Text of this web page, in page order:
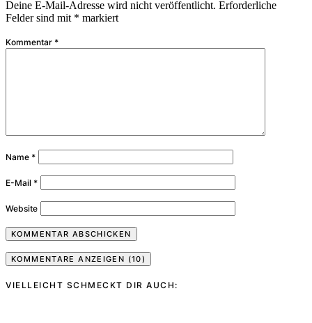
Deine E-Mail-Adresse wird nicht veröffentlicht. Erforderliche
Felder sind mit * markiert
Kommentar *
Name *
E-Mail *
Website
KOMMENTARE ANZEIGEN (10)
VIELLEICHT SCHMECKT DIR AUCH: